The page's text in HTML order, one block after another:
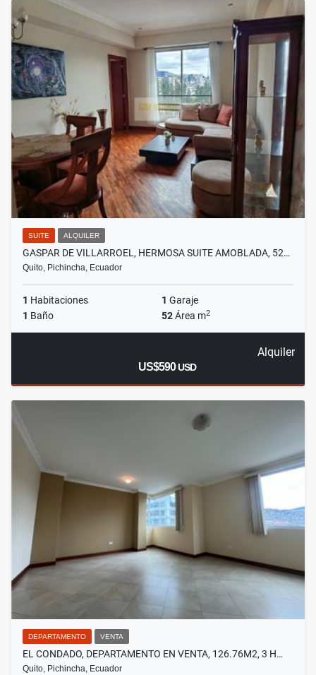
SUITE ALQUILER
GASPAR DE VILLARROEL, HERMOSA SUITE AMOBLADA, 52…
Quito, Pichincha, Ecuador
1 Habitaciones 1 Garaje
1 Baño 52Área m2
Alquiler
US$590USD
DEPARTAMENTO VENTA
EL CONDADO, DEPARTAMENTO EN VENTA, 126.76M2, 3 H…
Quito, Pichincha, Ecuador